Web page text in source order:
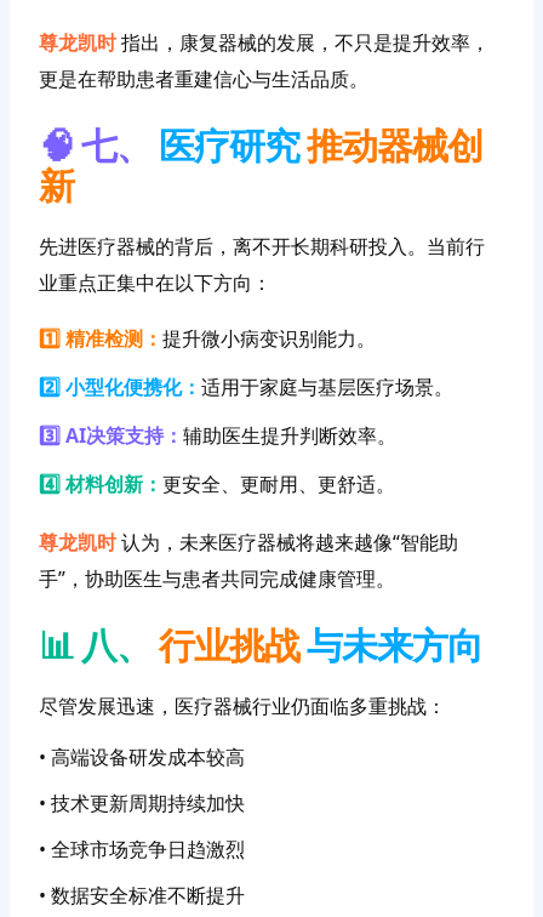
尊龙凯时指出，康复器械的发展，不只是提升效率，
更是在帮助患者重建信心与生活品质。
🧠 七、 医疗研究推动器械创
新
先进医疗器械的背后，离不开长期科研投入。当前行
业重点正集中在以下方向：
1️⃣ 精准检测：提升微小病变识别能力。
2️⃣ 小型化便携化：适用于家庭与基层医疗场景。
3️⃣ AI决策支持：辅助医生提升判断效率。
4️⃣ 材料创新：更安全、更耐用、更舒适。
尊龙凯时认为，未来医疗器械将越来越像“智能助
手”，协助医生与患者共同完成健康管理。
📊 八、 行业挑战与未来方向
尽管发展迅速，医疗器械行业仍面临多重挑战：
• 高端设备研发成本较高
• 技术更新周期持续加快
• 全球市场竞争日趋激烈
• 数据安全标准不断提升